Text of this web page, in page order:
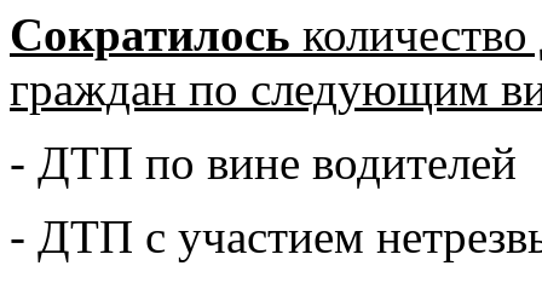
Сократилось
граждан по следующим
- ДТП по вине водителей
- ДТП с участием